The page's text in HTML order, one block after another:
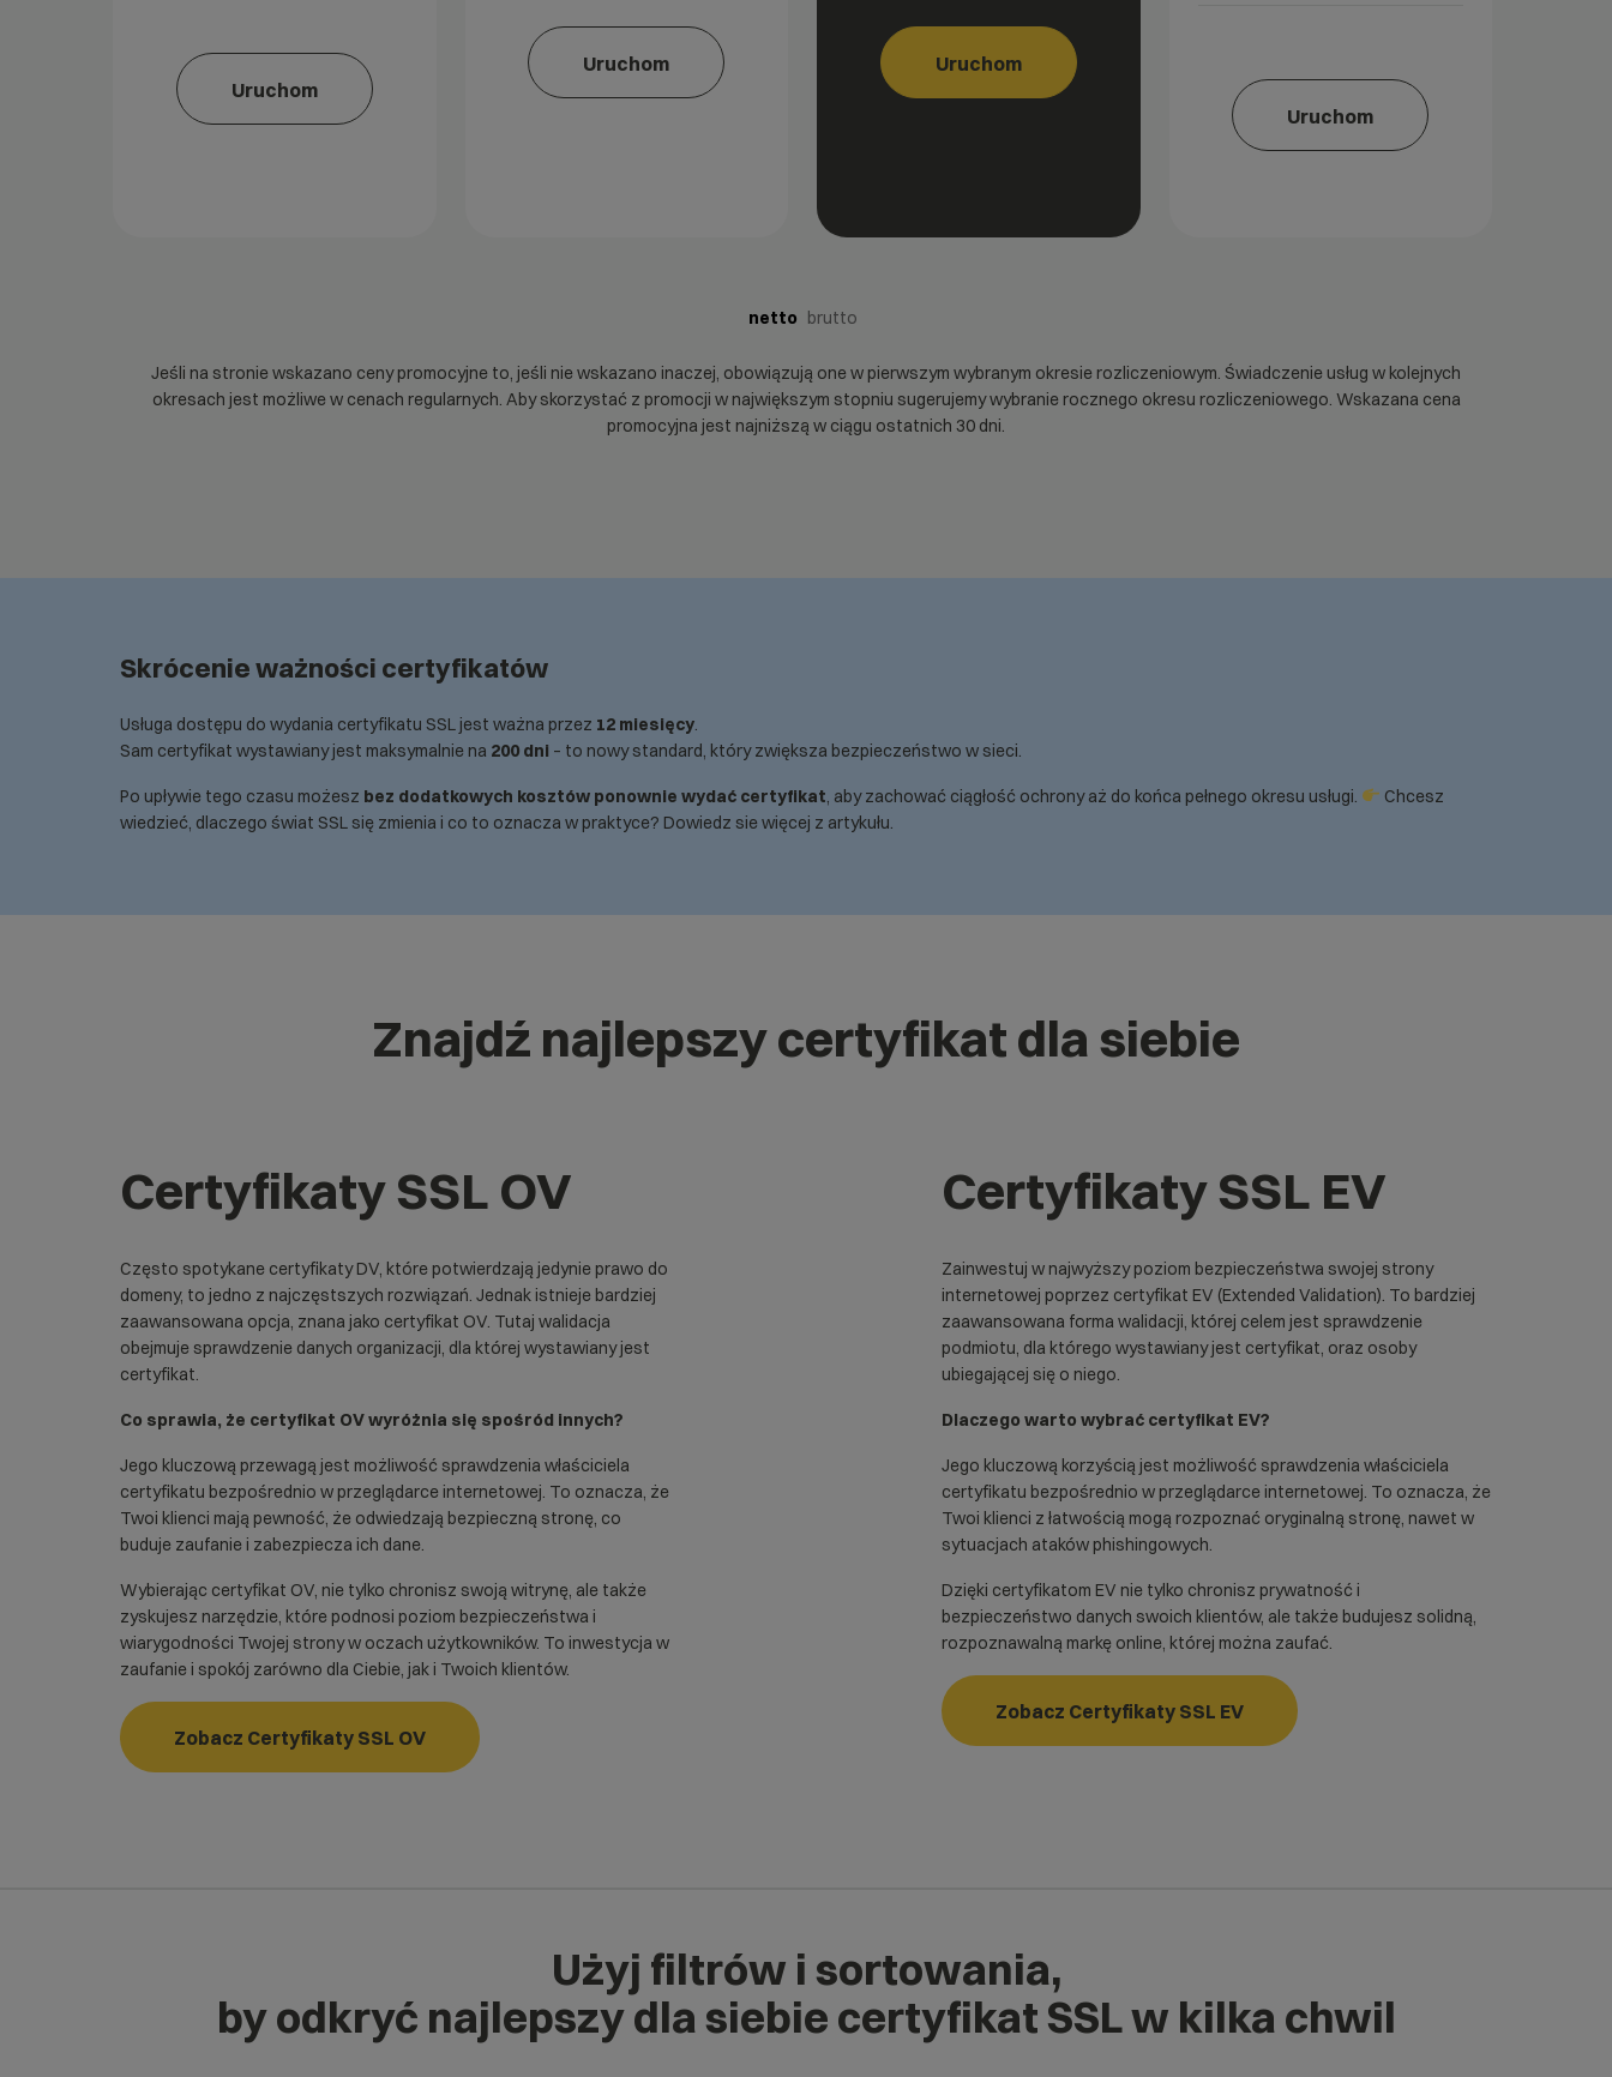
Uruchom
Uruchom Uruchom
Uruchom
netto brutto
Jeśli na stronie wskazano ceny promocyjne to, jeśli nie wskazano inaczej, obowiązują one w pierwszym wybranym okresie rozliczeniowym. Świadczenie usług w kolejnych
okresach jest możliwe w cenach regularnych. Aby skorzystać z promocji w największym stopniu sugerujemy wybranie rocznego okresu rozliczeniowego. Wskazana cena
promocyjna jest najniższą w ciągu ostatnich 30 dni.
Skrócenie ważności certyfikatów
Usługa dostępu do wydania certyfikatu SSL jest ważna przez 12 miesięcy.
Sam certyfikat wystawiany jest maksymalnie na 200 dni – to nowy standard, który zwiększa bezpieczeństwo w sieci.
Po upływie tego czasu możesz bez dodatkowych kosztów ponownie wydać certyfikat, aby zachować ciągłość ochrony aż do końca pełnego okresu usługi.
Chcesz
wiedzieć, dlaczego świat SSL się zmienia i co to oznacza w praktyce? Dowiedz sie więcej z artykułu.
Znajdź najlepszy certyfikat dla siebie
Certyfikaty SSL OV
Często spotykane certyfikaty DV, które potwierdzają jedynie prawo do
domeny, to jedno z najczęstszych rozwiązań. Jednak istnieje bardziej
zaawansowana opcja, znana jako certyfikat OV. Tutaj walidacja
obejmuje sprawdzenie danych organizacji, dla której wystawiany jest
certyfikat.
Co sprawia, że certyfikat OV wyróżnia się spośród innych?
Jego kluczową przewagą jest możliwość sprawdzenia właściciela
certyfikatu bezpośrednio w przeglądarce internetowej. To oznacza, że
Twoi klienci mają pewność, że odwiedzają bezpieczną stronę, co
buduje zaufanie i zabezpiecza ich dane.
Wybierając certyfikat OV, nie tylko chronisz swoją witrynę, ale także
zyskujesz narzędzie, które podnosi poziom bezpieczeństwa i
wiarygodności Twojej strony w oczach użytkowników. To inwestycja w
zaufanie i spokój zarówno dla Ciebie, jak i Twoich klientów.
Zobacz Certyfikaty SSL OV
Certyfikaty SSL EV
Zainwestuj w najwyższy poziom bezpieczeństwa swojej strony
internetowej poprzez certyfikat EV (Extended Validation). To bardziej
zaawansowana forma walidacji, której celem jest sprawdzenie
podmiotu, dla którego wystawiany jest certyfikat, oraz osoby
ubiegającej się o niego.
Dlaczego warto wybrać certyfikat EV?
Jego kluczową korzyścią jest możliwość sprawdzenia właściciela
certyfikatu bezpośrednio w przeglądarce internetowej. To oznacza, że
Twoi klienci z łatwością mogą rozpoznać oryginalną stronę, nawet w
sytuacjach ataków phishingowych.
Dzięki certyfikatom EV nie tylko chronisz prywatność i
bezpieczeństwo danych swoich klientów, ale także budujesz solidną,
rozpoznawalną markę online, której można zaufać.
Zobacz Certyfikaty SSL EV
Użyj filtrów i sortowania,
by odkryć najlepszy dla siebie certyfikat SSL w kilka chwil